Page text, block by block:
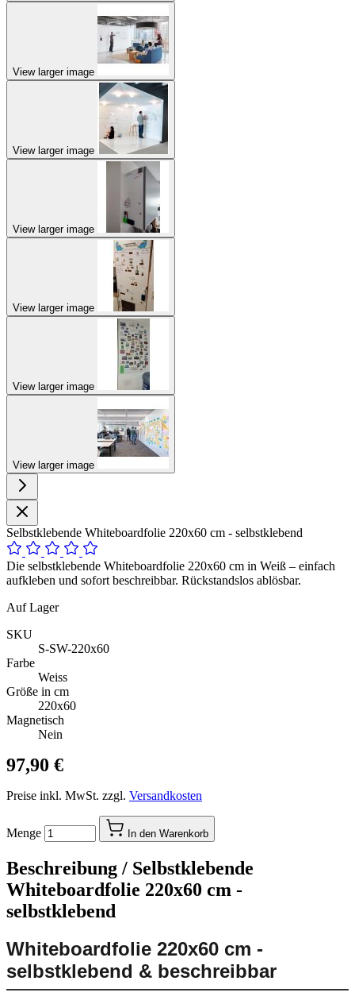
View larger image
View larger image
View larger image
View larger image
View larger image
View larger image
Selbstklebende Whiteboardfolie 220x60 cm - selbstklebend
Die selbstklebende Whiteboardfolie 220x60 cm in Weiß – einfach
aufkleben und sofort beschreibbar. Rückstandslos ablösbar.
Auf Lager
SKU
S-SW-220x60
Farbe
Weiss
Größe in cm
220x60
Magnetisch
Nein
97,90 €
Preise inkl. MwSt. zzgl. Versandkosten
Menge In den Warenkorb
Beschreibung / Selbstklebende
Whiteboardfolie 220x60 cm -
selbstklebend
Whiteboardfolie 220x60 cm -
selbstklebend & beschreibbar